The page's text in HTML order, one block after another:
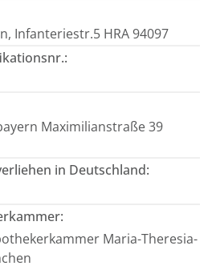
Infanteriestr.5 HRA 94097
Maximilianstraße 39
in Deutschland:
Maria-Theresia-